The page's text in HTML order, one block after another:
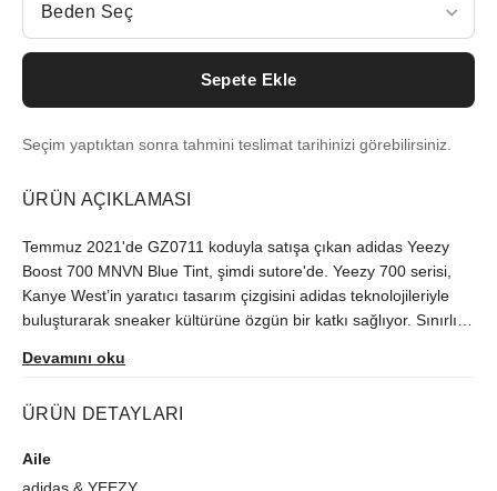
Beden Seç
Sepete Ekle
Seçim yaptıktan sonra tahmini teslimat tarihinizi görebilirsiniz.
ÜRÜN AÇIKLAMASI
Temmuz 2021'de GZ0711 koduyla satışa çıkan adidas Yeezy
Boost 700 MNVN Blue Tint, şimdi sutore'de. Yeezy 700 serisi,
Kanye West’in yaratıcı tasarım çizgisini adidas teknolojileriyle
buluşturarak sneaker kültürüne özgün bir katkı sağlıyor. Sınırlı
Devamını oku
ÜRÜN DETAYLARI
Aile
adidas & YEEZY